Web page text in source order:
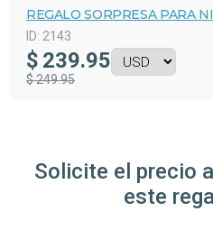
REGALO SORPRESA PARA
ID: 2143
$ 239.95
$ 249.95
Solicite el precio
este